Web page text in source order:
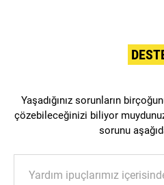
Yaşadığınız sorunların
çözebileceğinizi biliyor
sorunu
Management